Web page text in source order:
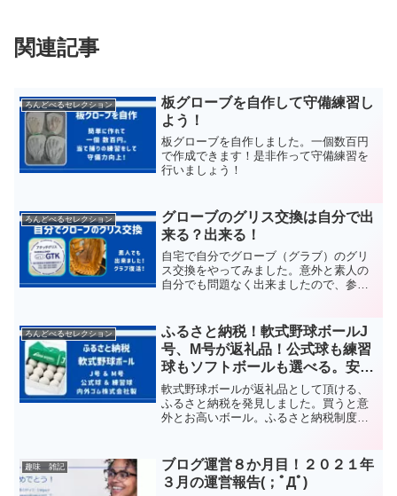
関連記事
ろんどべるセレクション
板グローブを自作して守備練習し
よう！
板グローブを自作しました。一個数百円
で作成できます！是非作って守備練習を
行いましょう！
ろんどべるセレクション
グローブのグリス交換は自分で出
来る？出来る！
自宅で自分でグローブ（グラブ）のグリ
ス交換をやってみました。意外と素人の
自分でも問題なく出来ましたので、参考
ろんどべるセレクション
ふるさと納税！軟式野球ボールJ
号、M号が返礼品！公式球も練習
球もソフトボールも選べる。安心
の内外ゴム製。２０２3年の価格
に訂正。
軟式野球ボールが返礼品として頂ける、
ふるさと納税を発見しました。買うと意
外とお高いボール。ふるさと納税制度を
２号、3号が返礼品！公式球も練習球も！
内外ゴム製。
趣味 雑記
ブログ運営８か月目！２０２１年
３月の運営報告(；ﾟДﾟ)